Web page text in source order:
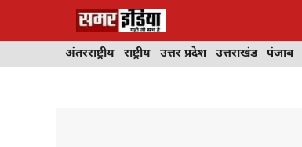
अंतरराष्ट्रीय राष्ट्रीय उत्तर प्रदेश उत्तराखंड पंजाब